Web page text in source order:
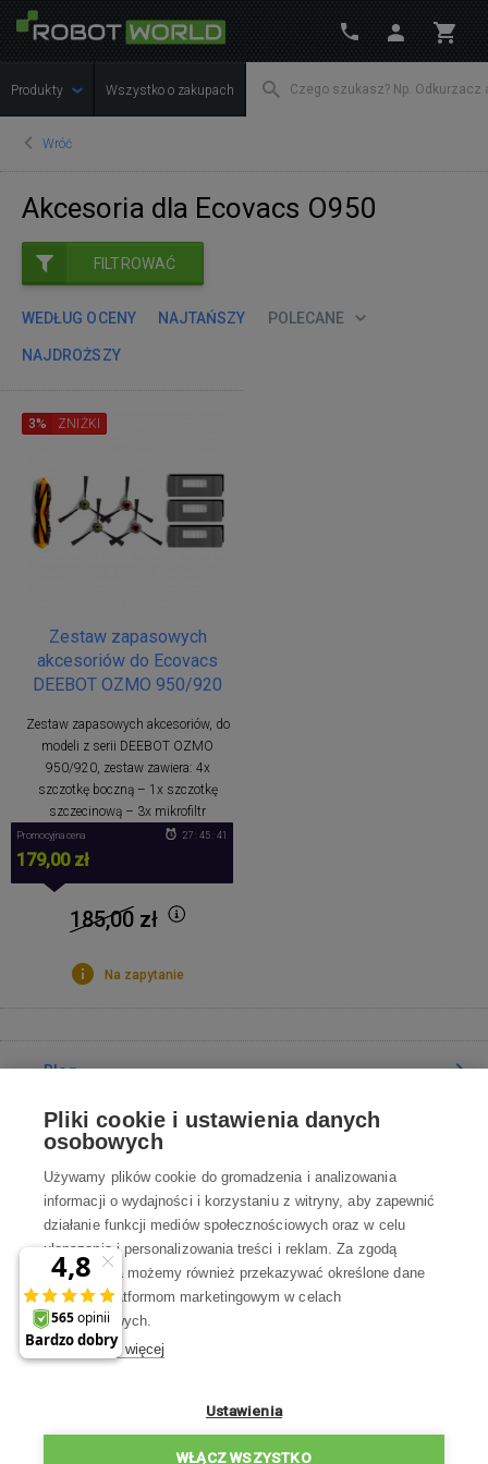
Produkty Wszystko o zakupach
Wróć
Akcesoria dla Ecovacs O950
FILTROWAĆ
WEDŁUG OCENY NAJTAŃSZY POLECANE
NAJDROŻSZY
Zestaw zapasowych
akcesoriów do Ecovacs
DEEBOT OZMO 950/920
Zestaw zapasowych akcesoriów, do
modeli z serii DEEBOT OZMO
950/920, zestaw zawiera: 4x
szczotkę boczną – 1x szczotkę
szczecinową – 3x mikrofiltr
3% ZNIŻKI
Promocyjna cena
179,00 zł
27 : 45 : 41
185,00zł
Na zapytanie
Blog
Poradnia
Wszystko o zakupach
Kontakt
Skontaktuj się z Nami
Pon-Pt 8:00—17:00
WSZYSTKIE KONTAKTY
Pliki cookie i ustawienia danych
osobowych
Używamy plików cookie do gromadzenia i analizowania
informacji o wydajności i korzystaniu z witryny, aby zapewnić
działanie funkcji mediów społecznościowych oraz w celu
ulepszania i personalizowania treści i reklam. Za zgodą
użytkownika możemy również przekazywać określone dane
osobowe platformom marketingowym w celach
marketingowych.
Dowiedz się więcej
Ustawienia
WŁĄCZ WSZYSTKO